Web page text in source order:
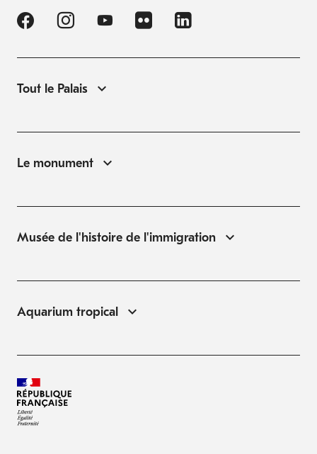
Tout le Palais
Le monument
Musée de l'histoire de l'immigration
Aquarium tropical